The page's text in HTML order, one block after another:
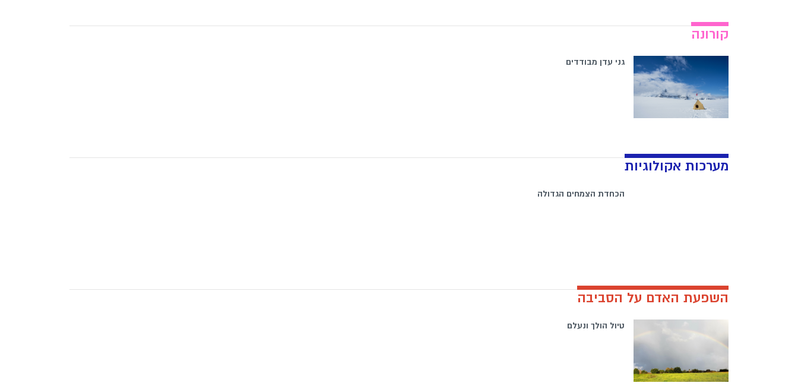
קורונה
גני עדן מבודדים
מערכות אקולוגיות
הכחדת הצמחים הגדולה
השפעת האדם על הסביבה
טיול הולך ונעלם